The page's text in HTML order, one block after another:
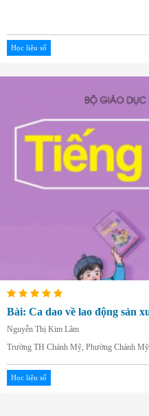
Học liệu số
Bài: Ca dao về lao động sản
Nguyễn Thị Kim Lâm
Trường TH Chánh Mỹ, Phường Chánh
Học liệu số